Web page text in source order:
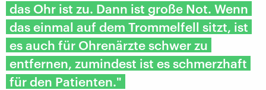
das Ohr ist zu. Dann ist große Not. Wenn
das einmal auf dem Trommelfell sitzt, ist
es auch für Ohrenärzte schwer zu
entfernen, zumindest ist es schmerzhaft
für den Patienten."